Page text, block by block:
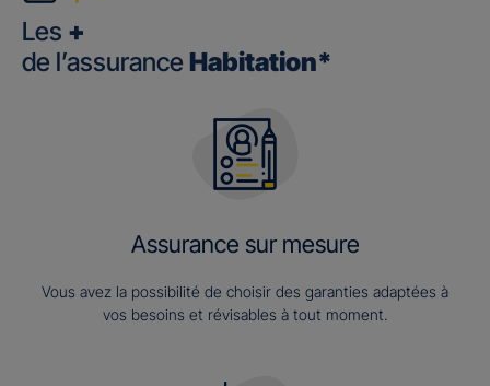
Les +
de l’assurance Habitation*
Assurance sur mesure
Vous avez la possibilité de choisir des garanties adaptées à
vos besoins et révisables à tout moment.